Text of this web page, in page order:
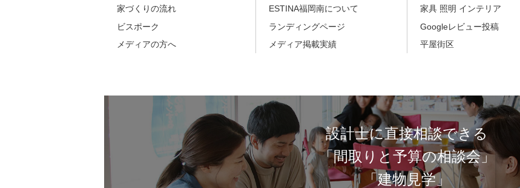
家づくりの流れ
ビスポーク
メディアの方へ
ESTINA福岡南について
ランディングページ
メディア掲載実績
家具 照明 インテリア
Googleレビュー投稿
平屋街区
設計士に直接相談できる
「間取りと予算の相談会」
「建物見学」